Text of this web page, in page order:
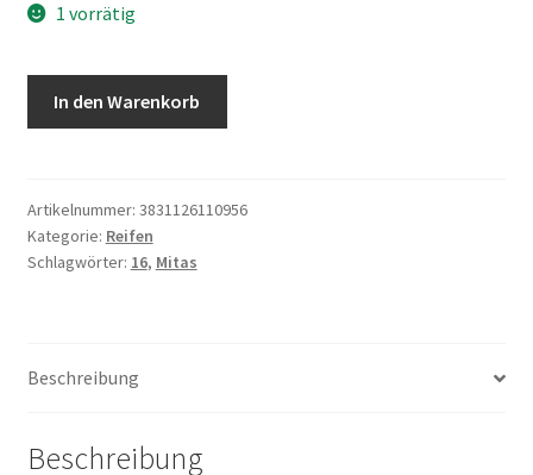
1 vorrätig
52S
TOURING
FORCE-
(Vorder-/Hinterreifen)
In den Warenkorb
Artikelnummer: 3831126110956
Kategorie: Reifen
Schlagwörter: 16, Mitas
Beschreibung
Beschreibung